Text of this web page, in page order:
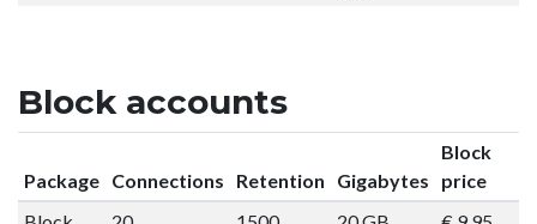
Block accounts
Package Connections Retention Gigabytes
Block
price